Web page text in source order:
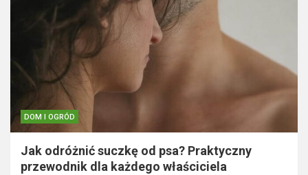
DOM I OGRÓD
Jak odróżnić suczkę od psa? Praktyczny
przewodnik dla każdego właściciela